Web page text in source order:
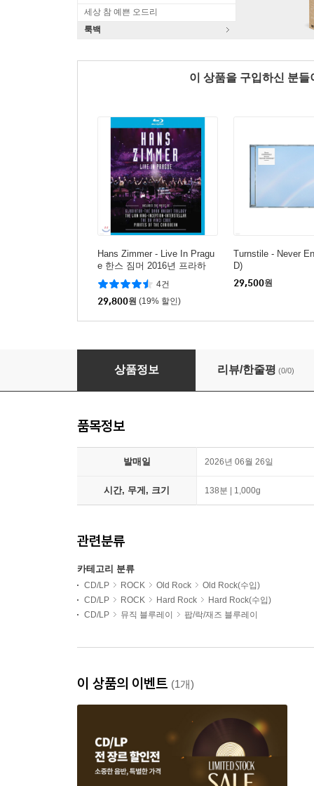
세상 참 예쁜 오드리
룩백
이 상품을 구입하신 분
Hans Zimmer - Live In Pragu
e 한스 짐머 2016년 프라하
공연 라이브 [블루레이]
4건
29,800원 (19% 할인)
Turnstile - Never
D)
29,500원
Led Zeppelin (레드 제플린) - The Song
상품정보 리뷰/한줄평 (0/0)
품목정보
발매일 2026년 06월 26일
시간, 무게, 크기 138분 | 1,000g
관련분류
카테고리 분류
CD/LP ROCK Old Rock
Old Rock(수입)
CD/LP
ROCK Hard Rock
Hard Rock(수입)
CD/LP
뮤직 블루레이 팝/락/재즈 블루레이
이 상품의 이벤트 (1개)